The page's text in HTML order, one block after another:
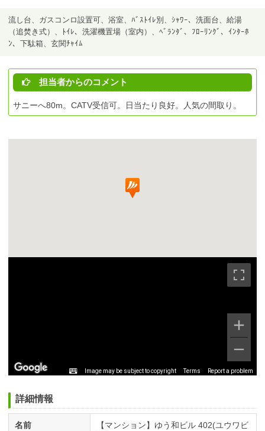
流し台、ガスコンロ設置可、浴室、ﾊﾞｽﾄｲﾚ別、ｼｬﾜｰ、洗面台、給湯
（追焚き式）、ﾄｲﾚ、洗濯機置場（室内）、ﾍﾞﾗﾝﾀﾞ、ﾌﾛｰﾘﾝｸﾞ、ｲﾝﾀｰﾎ
ﾝ、下駄箱、玄関ﾁｬｲﾑ
担当者からのコメント
サニーへ80m。CATV受信可。日当たり良好。人気の間取り。
Image may be subject to copyright Terms Report a problem
詳細情報
名前
【マンション】ゆう和ビル 402(ユウワビ